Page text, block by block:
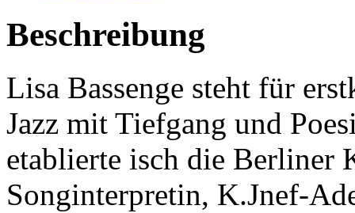
Beschreibung
Lisa Bassenge steht für
Jazz mit Tiefgang und
etablierte isch die Berliner
Songinterpretin, K.Jnef-